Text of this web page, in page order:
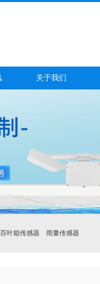
关于我们
百叶箱传感器 雨量传感器